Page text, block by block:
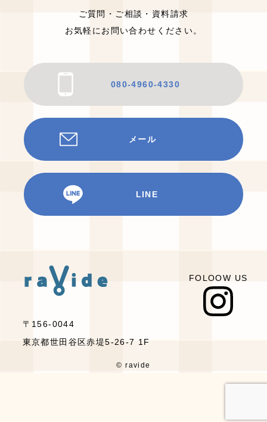
ご質問・ご相談・資料請求
お気軽にお問い合わせください。
080-4960-4330
メール
LINE
〒156-0044
東京都世田谷区赤堤5-26-7 1F
FOLOOW US
© ravide